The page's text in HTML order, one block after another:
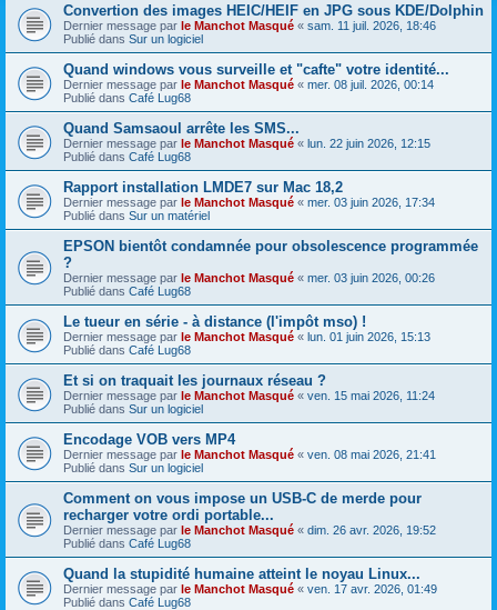
Convertion des images HEIC/HEIF en JPG sous KDE/Dolphin
Dernier message par le Manchot Masqué « sam. 11 juil. 2026, 18:46
Publié dans Sur un logiciel
Quand windows vous surveille et "cafte" votre identité...
Dernier message par le Manchot Masqué « mer. 08 juil. 2026, 00:14
Publié dans Café Lug68
Quand Samsaoul arrête les SMS...
Dernier message par le Manchot Masqué « lun. 22 juin 2026, 12:15
Publié dans Café Lug68
Rapport installation LMDE7 sur Mac 18,2
Dernier message par le Manchot Masqué « mer. 03 juin 2026, 17:34
Publié dans Sur un matériel
EPSON bientôt condamnée pour obsolescence programmée
?
Dernier message par le Manchot Masqué « mer. 03 juin 2026, 00:26
Publié dans Café Lug68
Le tueur en série - à distance (l'impôt mso) !
Dernier message par le Manchot Masqué « lun. 01 juin 2026, 15:13
Publié dans Café Lug68
Et si on traquait les journaux réseau ?
Dernier message par le Manchot Masqué « ven. 15 mai 2026, 11:24
Publié dans Sur un logiciel
Encodage VOB vers MP4
Dernier message par le Manchot Masqué « ven. 08 mai 2026, 21:41
Publié dans Sur un logiciel
Comment on vous impose un USB-C de merde pour
recharger votre ordi portable...
Dernier message par le Manchot Masqué « dim. 26 avr. 2026, 19:52
Publié dans Café Lug68
Quand la stupidité humaine atteint le noyau Linux...
Dernier message par le Manchot Masqué « ven. 17 avr. 2026, 01:49
Publié dans Café Lug68